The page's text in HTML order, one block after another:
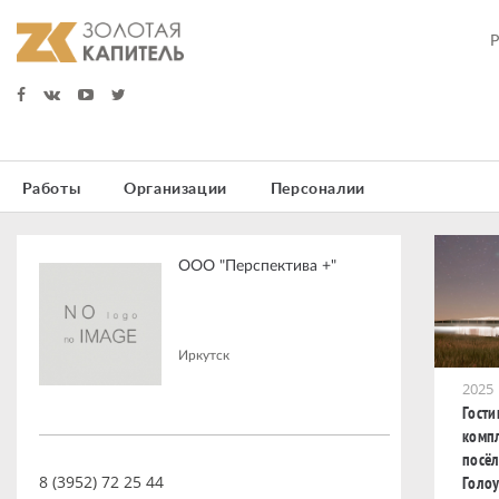
Работы Организации Персоналии
ООО "Перспектива +"
Иркутск
8 (3952) 72 25 44
2025